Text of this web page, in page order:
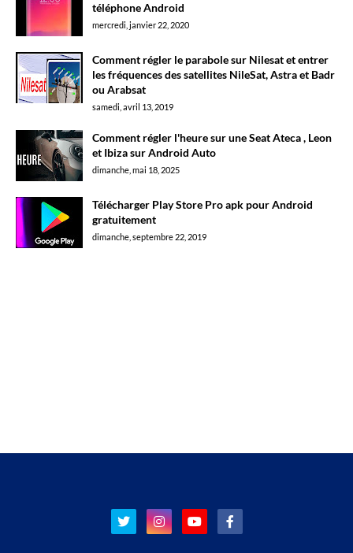
téléphone Android
mercredi, janvier 22, 2020
Comment régler le parabole sur Nilesat et entrer
les fréquences des satellites NileSat, Astra et Badr
ou Arabsat
samedi, avril 13, 2019
Comment régler l'heure sur une Seat Ateca , Leon
et Ibiza sur Android Auto
dimanche, mai 18, 2025
Télécharger Play Store Pro apk pour Android
gratuitement
dimanche, septembre 22, 2019